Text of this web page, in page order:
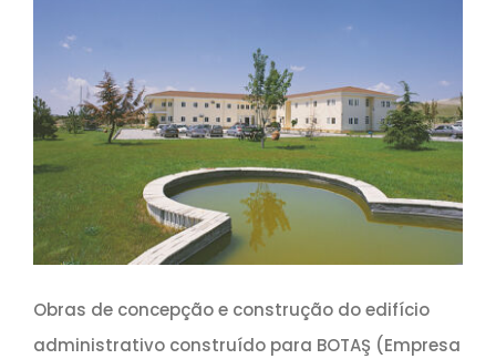
Obras de concepção e construção do edifício
administrativo construído para BOTAŞ (Empresa